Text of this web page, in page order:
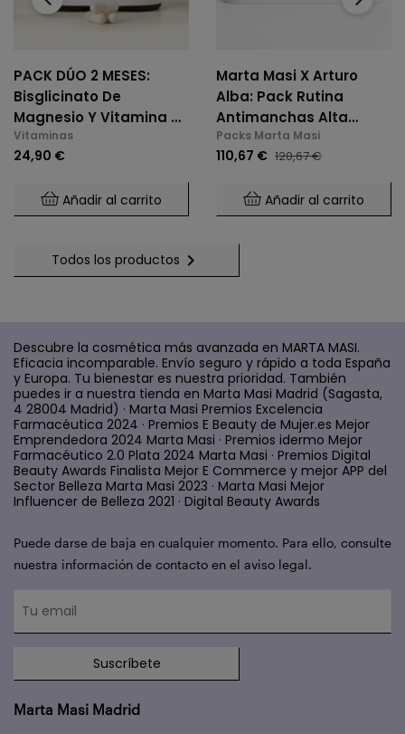
PACK DÚO 2 MESES:
Bisglicinato De
Magnesio Y Vitamina B6
(2 X 60 Cáps.)
Vitaminas
24,90 €
Añadir al carrito
Marta Masi X Arturo
Alba: Pack Rutina
Antimanchas Alta
Potencia
Packs Marta Masi
110,67 € 120,67 €
Añadir al carrito
Todos los productos 
Descubre la cosmética más avanzada en MARTA MASI.
Eficacia incomparable. Envío seguro y rápido a toda España
y Europa. Tu bienestar es nuestra prioridad. También
puedes ir a nuestra tienda en Marta Masi Madrid (Sagasta,
4 28004 Madrid) · Marta Masi Premios Excelencia
Farmacéutica 2024 · Premios E Beauty de Mujer.es Mejor
Emprendedora 2024 Marta Masi · Premios idermo Mejor
Farmacéutico 2.0 Plata 2024 Marta Masi · Premios Digital
Beauty Awards Finalista Mejor E Commerce y mejor APP del
Sector Belleza Marta Masi 2023 · Marta Masi Mejor
Influencer de Belleza 2021 · Digital Beauty Awards
Puede darse de baja en cualquier momento. Para ello, consulte
nuestra información de contacto en el aviso legal.
Suscríbete
Marta Masi Madrid